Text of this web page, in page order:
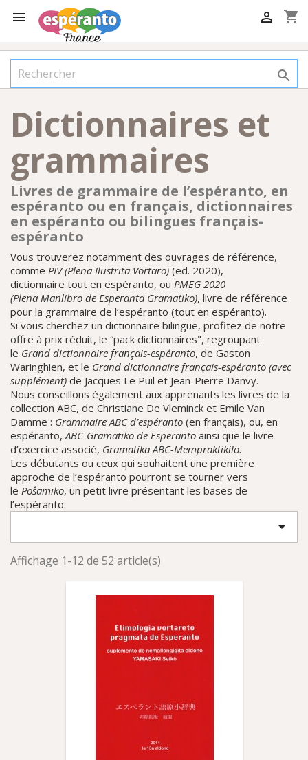
 shopping_cart


Dictionnaires et
grammaires
Livres de grammaire de l’espéranto, en
espéranto ou en français, dictionnaires
en espéranto ou bilingues français-
espéranto
Vous trouverez notamment des ouvrages de référence,
comme PIV (Plena Ilustrita Vortaro) (ed. 2020),
dictionnaire tout en espéranto, ou PMEG 2020
(Plena Manlibro de Esperanta Gramatiko), livre de référence
pour la grammaire de l’espéranto (tout en espéranto).
Si vous cherchez un dictionnaire bilingue, profitez de notre
offre à prix réduit, le “pack dictionnaires", regroupant
le Grand dictionnaire français-espéranto, de Gaston
Waringhien, et le Grand dictionnaire français-espéranto (avec
supplément) de Jacques Le Puil et Jean-Pierre Danvy.
Nous conseillons également aux apprenants les livres de la
collection ABC, de Christiane De Vleminck et Emile Van
Damme : Grammaire ABC d’espéranto (en français), ou, en
espéranto,ABC-Gramatiko de Esperanto ainsi que le livre
d’exercice associé, Gramatika ABC-Mempraktikilo.
Les débutants ou ceux qui souhaitent une première
approche de l’espéranto pourront se tourner vers
le Poŝamiko, un petit livre présentant les bases de
l’espéranto.

Affichage 1-12 de 52 article(s)